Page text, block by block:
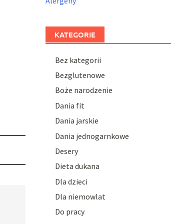
KATEGORIE
Bez kategorii
Bezglutenowe
Boże narodzenie
Dania fit
Dania jarskie
Dania jednogarnkowe
Desery
Dieta dukana
Dla dzieci
Dla niemowlat
Do pracy